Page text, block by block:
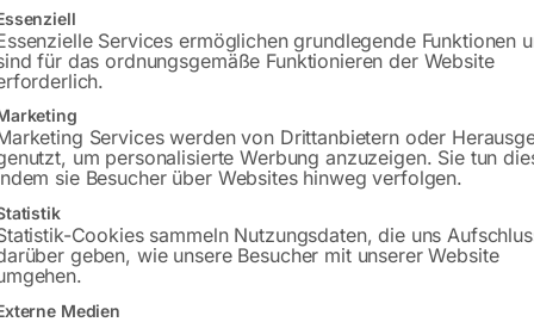
Bitte beachten Sie: Die Versandkosten
In den
Sie haben
eine Liste der Service-Gruppen, für die eine Einwilligung erteilt
Services ermöglichen grundlegende Funktionen
für das ordnungsgemäße Funktionieren der Website
Services werden von Drittanbietern oder
um personalisierte Werbung anzuzeigen. Sie tun
sie Besucher über Websites hinweg verfolgen.
Cookies sammeln Nutzungsdaten, die uns
geben, wie unsere Besucher mit unserer Website
Medien